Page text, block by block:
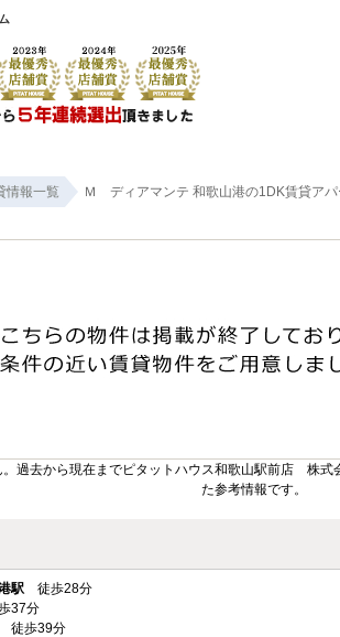
情報一覧 Ｍ ディアマンテ 和歌山港の1DK賃貸アパ
過去から現在までピタットハウス和歌山駅前店 株
た参考情報です。
駅 徒歩28分
37分
徒歩39分